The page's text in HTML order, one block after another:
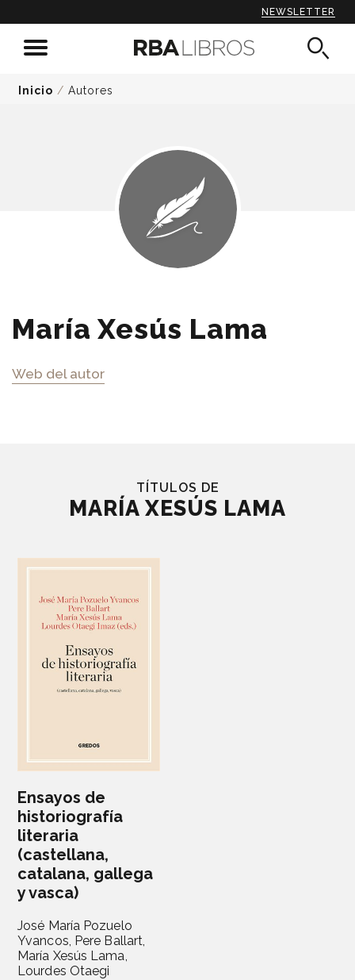
NEWSLETTER
Inicio / Autores
María Xesús Lama
Web del autor
TÍTULOS DE
MARÍA XESÚS LAMA
Ensayos de
historiografía
literaria
(castellana,
catalana, gallega
y vasca)
José María Pozuelo
Yvancos, Pere Ballart,
María Xesús Lama,
Lourdes Otaegi